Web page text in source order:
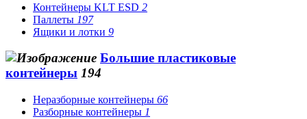
Контейнеры KLT ESD 2
Паллеты 197
Ящики и лотки 9
Большие пластиковые
контейнеры 194
Неразборные контейнеры 66
Разборные контейнеры 1